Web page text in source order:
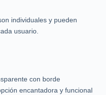
individuales y pueden
usuario.
con borde
encantadora y funcional